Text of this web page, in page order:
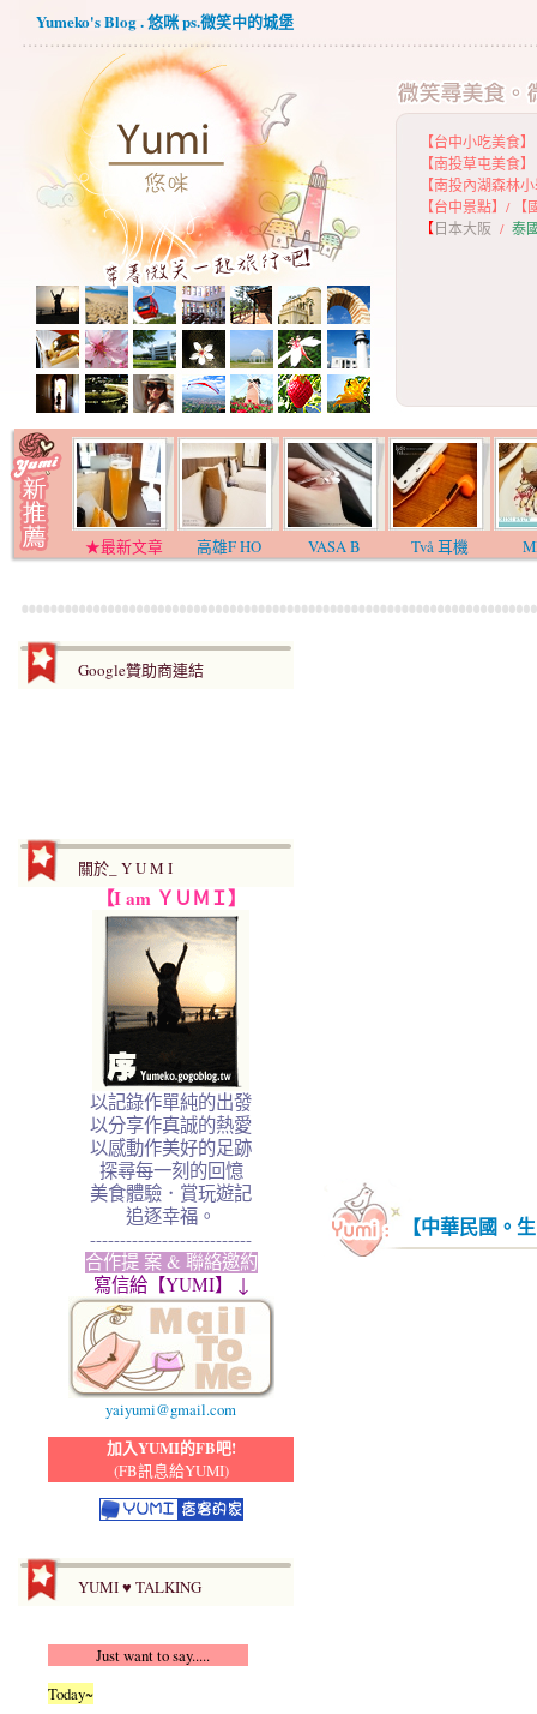
Yumeko's Blog . 悠咪 ps.微笑中的城堡
【台中小吃美食】
【南投草屯美食】
【南投內湖森林
【台中景點】 /
【日本大阪 / 泰
★最新文章 高雄F HO VASA B Två 耳機
Google贊助商連結
關於_ Y U M I
【I am ＹＵＭＩ】
以記錄作單純的出發
以分享作真誠的熱愛
以感動作美好的足跡
探尋每一刻的回憶
美食體驗．賞玩遊記
追逐幸福。
---------------------------
合作提 案 & 聯絡邀約
寫信給【YUMI】 ↓
yaiyumi@gmail.com
加入YUMI的FB吧!
(FB訊息給YUMI)
YUMI ♥ TALKING
Just want to say.....
Today~
【中華民國。